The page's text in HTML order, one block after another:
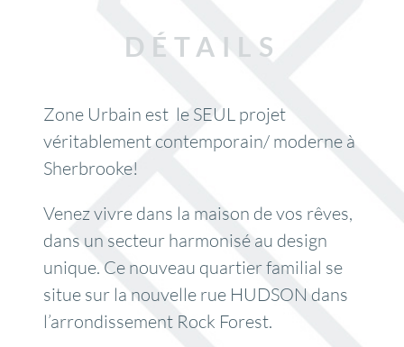
DÉTAILS
Zone Urbain est le SEUL projet
véritablement contemporain/ moderne à
Sherbrooke!
Venez vivre dans la maison de vos rêves,
dans un secteur harmonisé au design
unique. Ce nouveau quartier familial se
situe sur la nouvelle rue HUDSON dans
l’arrondissement Rock Forest.